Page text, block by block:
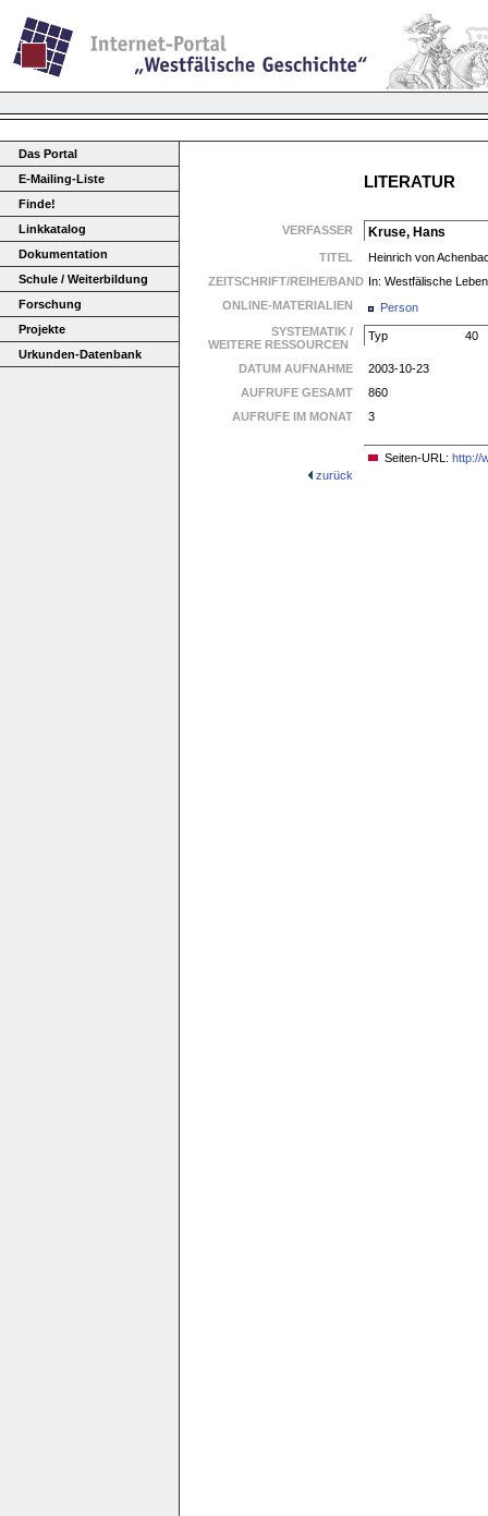
Das Portal
E-Mailing-Liste
Finde!
Linkkatalog
Dokumentation
Schule / Weiterbildung
Forschung
Projekte
Urkunden-Datenbank
LITERATUR
VERFASSER Kruse, Hans
TITEL
Heinrich von
ZEITSCHRIFT/REIHE/BAND In: Westfälische
ONLINE-MATERIALIEN
Person
SYSTEMATIK /
WEITERE RESSOURCEN
Typ 40
DATUM AUFNAHME
2003-10-23
AUFRUFE GESAMT
860
AUFRUFE IM MONAT
3
Seiten-URL: http://
zurück